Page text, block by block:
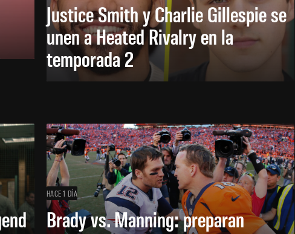
Justice Smith y Charlie Gillespie se
unen a Heated Rivalry en la
temporada 2
HACE 1 DÍA
Brady vs. Manning: preparan